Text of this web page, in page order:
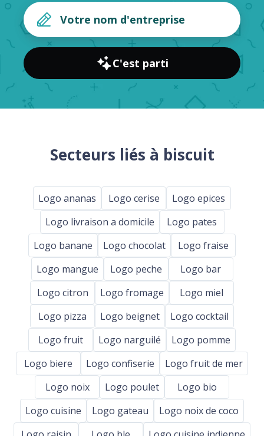
C'est parti
Secteurs liés à biscuit
Logo ananas Logo cerise
Logo epices
Logo livraison a domicile
Logo pates
Logo banane
Logo chocolat
Logo fraise
Logo mangue
Logo peche
Logo bar
Logo citron
Logo fromage
Logo miel
Logo pizza
Logo beignet
Logo cocktail
Logo fruit
Logo narguilé
Logo pomme
Logo biere
Logo confiserie
Logo fruit de mer
Logo noix
Logo poulet
Logo bio
Logo cuisine
Logo gateau
Logo noix de coco